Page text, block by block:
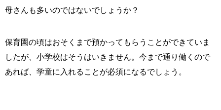
母さんも多いのではないでしょうか？
保育園の頃はおそくまで預かってもらうことができていま
したが、小学校はそうはいきません。今まで通り働くので
あれば、学童に入れることが必須になるでしょう。